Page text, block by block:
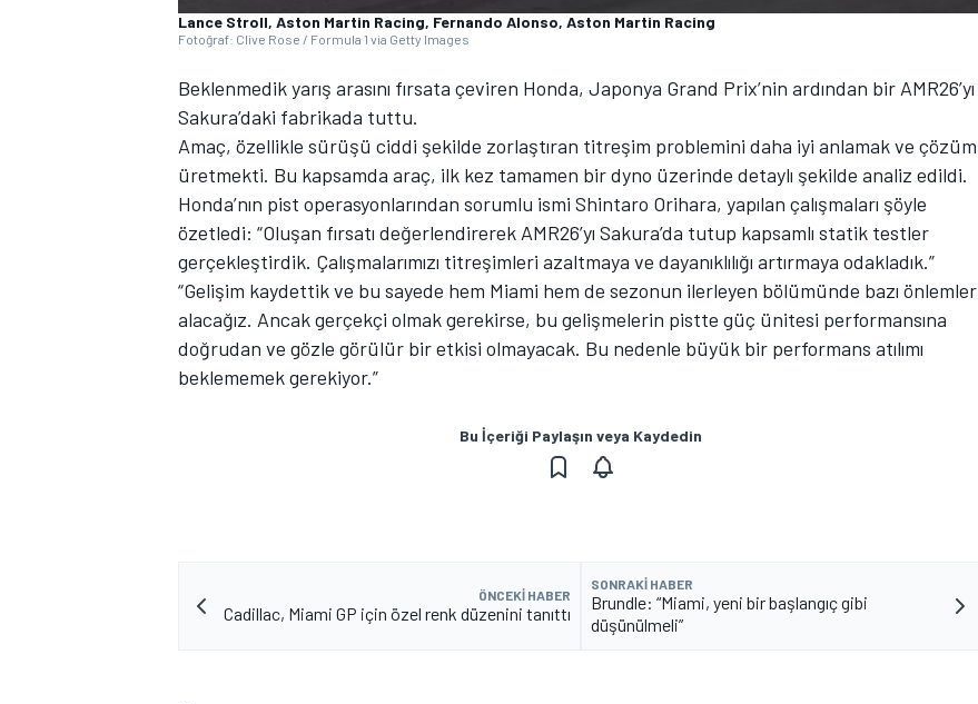
Lance Stroll, Aston Martin Racing, Fernando Alonso, Aston Martin Racing
Fotoğraf: Clive Rose / Formula 1 via Getty Images
Beklenmedik yarış arasını fırsata çeviren Honda, Japonya Grand Prix’nin ardından bir AMR26’yı
Sakura’daki fabrikada tuttu.
Amaç, özellikle sürüşü ciddi şekilde zorlaştıran titreşim problemini daha iyi anlamak ve çözüm
üretmekti. Bu kapsamda araç, ilk kez tamamen bir dyno üzerinde detaylı şekilde analiz edildi.
Honda’nın pist operasyonlarından sorumlu ismi Shintaro Orihara, yapılan çalışmaları şöyle
özetledi: “Oluşan fırsatı değerlendirerek AMR26’yı Sakura’da tutup kapsamlı statik testler
gerçekleştirdik. Çalışmalarımızı titreşimleri azaltmaya ve dayanıklılığı artırmaya odakladık.”
“Gelişim kaydettik ve bu sayede hem Miami hem de sezonun ilerleyen bölümünde bazı önlemler
alacağız. Ancak gerçekçi olmak gerekirse, bu gelişmelerin pistte güç ünitesi performansına
doğrudan ve gözle görülür bir etkisi olmayacak. Bu nedenle büyük bir performans atılımı
beklememek gerekiyor.”
Bu İçeriği Paylaşın veya Kaydedin
ÖNCEKI HABER
Cadillac, Miami GP için özel renk düzenini tanıttı
SONRAKI HABER
Brundle: “Miami, yeni bir başlangıç gibi
düşünülmeli”